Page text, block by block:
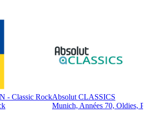
- Classic RockAbsolut CLASSICS
Munich, Années 70, Oldies,